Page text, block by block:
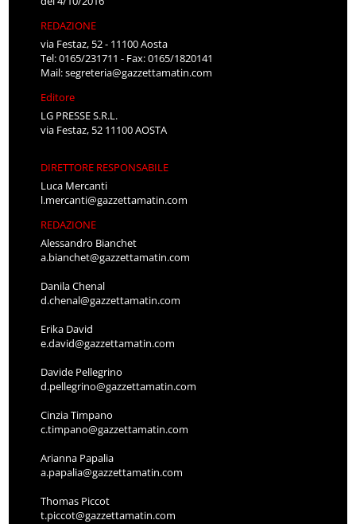
REDAZIONE
via Festaz, 52 - 11100 Aosta
Tel: 0165/231711 - Fax: 0165/1820141
Mail:segreteria@gazzettamatin.com
Editore
LG PRESSE S.R.L.
via Festaz, 52 11100 AOSTA
DIRETTORE RESPONSABILE
Luca Mercanti
l.mercanti@gazzettamatin.com
REDAZIONE
Alessandro Bianchet
a.bianchet@gazzettamatin.com
Danila Chenal
d.chenal@gazzettamatin.com
Erika David
e.david@gazzettamatin.com
Davide Pellegrino
d.pellegrino@gazzettamatin.com
Cinzia Timpano
c.timpano@gazzettamatin.com
Arianna Papalia
a.papalia@gazzettamatin.com
Thomas Piccot
t.piccot@gazzettamatin.com